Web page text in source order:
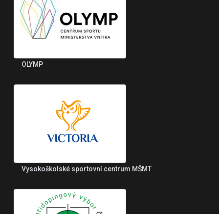
OLYMP
Vysokoškolské sportovní centrum MŠMT